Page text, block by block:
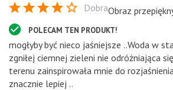
Dobra
POLECAM TEN PRODUKT!
Obraz
mogłyby być nieco jaśniejsze ..Woda w
zgniłej ciemnej zieleni nie odróżniająca
terenu zainspirowała mnie do
znacznie lepiej ..